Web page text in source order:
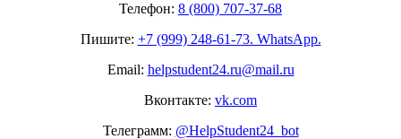
Телефон: 8 (800) 707-37-68
Пишите: +7 (999) 248-61-73. WhatsApp.
Email: helpstudent24.ru@mail.ru
Вконтакте: vk.com
Телеграмм: @HelpStudent24_bot